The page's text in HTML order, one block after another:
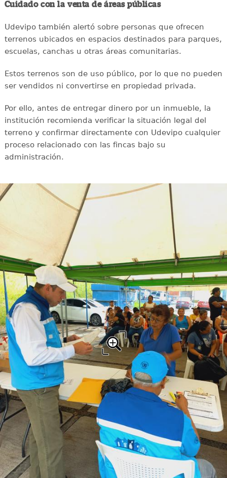
Cuidado con la venta de áreas públicas
Udevipo también alertó sobre personas que ofrecen
terrenos ubicados en espacios destinados para parques,
escuelas, canchas u otras áreas comunitarias.
Estos terrenos son de uso público, por lo que no pueden
ser vendidos ni convertirse en propiedad privada.
Por ello, antes de entregar dinero por un inmueble, la
institución recomienda verificar la situación legal del
terreno y confirmar directamente con Udevipo cualquier
proceso relacionado con las fincas bajo su
administración.